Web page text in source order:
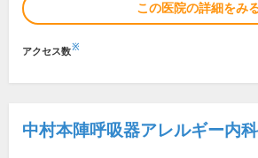
この医院の詳細をみ
アクセス数※
中村本陣呼吸器アレルギー内